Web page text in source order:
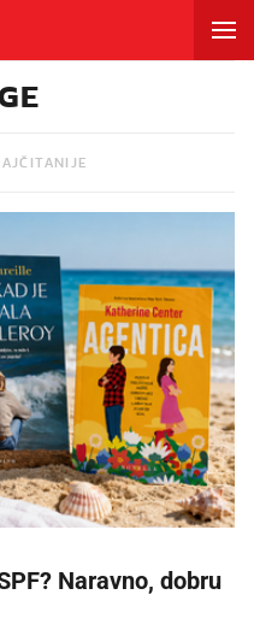
Naravno, dobru